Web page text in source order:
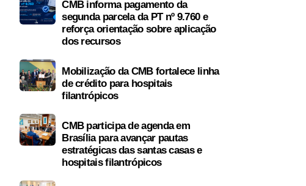
CMB informa pagamento da
segunda parcela da PT nº 9.760 e
reforça orientação sobre aplicação
dos recursos
Mobilização da CMB fortalece linha
de crédito para hospitais
filantrópicos
CMB participa de agenda em
Brasília para avançar pautas
estratégicas das santas casas e
hospitais filantrópicos